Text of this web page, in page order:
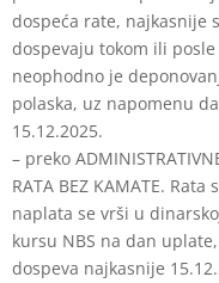
dospeća rate, najkasnije
dospevaju tokom ili
neophodno je
polaska, uz napomenu
15.12.2025.
– preko
RATA BEZ KAMATE.
naplata se vrši u
kursu NBS na dan
dospeva najkasnije